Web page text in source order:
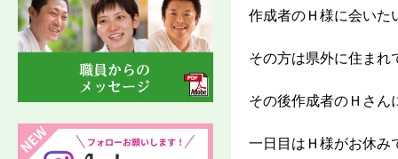
作成者のＨ様に会いた
その方は県外に住まれ
その後作成者のＨさん
一日目はＨ様がお休み